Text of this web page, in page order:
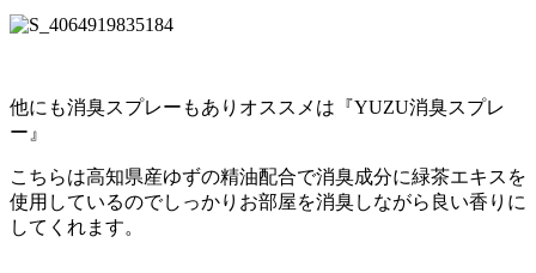
他にも消臭スプレーもありオススメは『YUZU消臭スプレ
ー』
こちらは高知県産ゆずの精油配合で消臭成分に緑茶エキスを
使用しているのでしっかりお部屋を消臭しながら良い香りに
してくれます。